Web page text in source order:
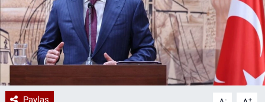
Paylaş - +
Sağlık
Teknoloji
Ramazan